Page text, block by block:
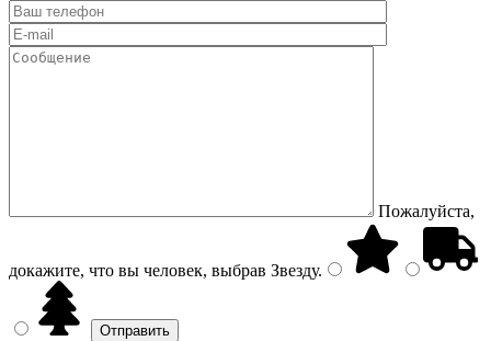
Пожалуйста,
докажите, что вы человек, выбрав Звезду.